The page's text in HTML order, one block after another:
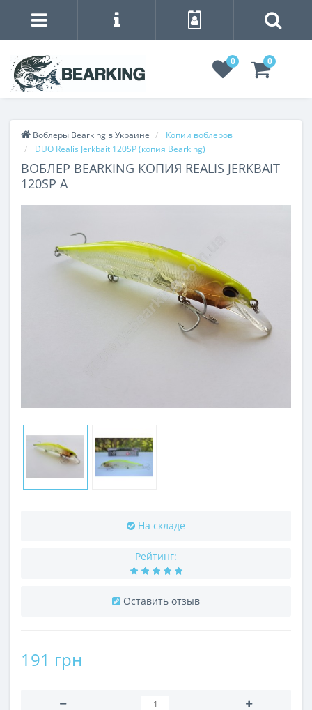
0 0
Воблеры Bearking в Украине
Копии воблеров
DUO Realis Jerkbait 120SP (копия Bearking)
ВОБЛЕР BEARKING КОПИЯ REALIS JERKBAIT
120SP A
На складе
Рейтинг:
Оставить отзыв
191 грн